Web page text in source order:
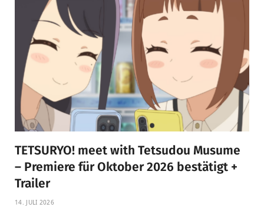
TETSURYO! meet with Tetsudou Musume
– Premiere für Oktober 2026 bestätigt +
Trailer
14. JULI 2026